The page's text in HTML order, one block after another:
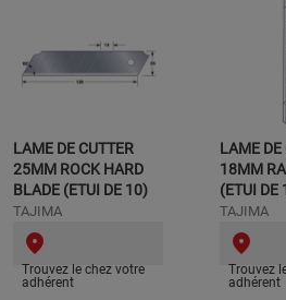
LAME DE CUTTER
25MM ROCK HARD
BLADE (ETUI DE 10)
TAJIMA
Trouvez le chez votre
adhérent
LAME DE
18MM
(ETUI DE
TAJIMA
Trouvez
adhérent